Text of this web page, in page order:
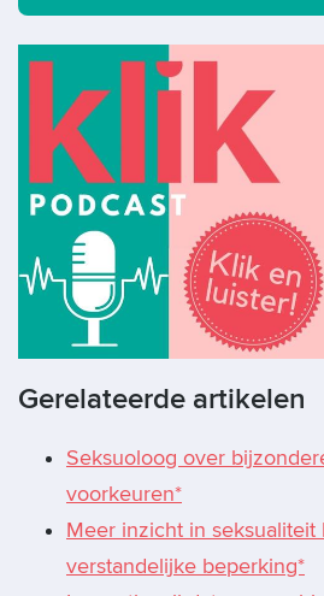
Gerelateerde artikelen
Seksuoloog over
voorkeuren*
Meer inzicht in
verstandelijke beperking*